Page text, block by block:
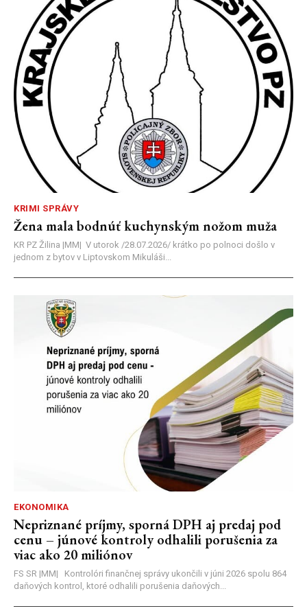
KRIMI SPRÁVY
Žena mala bodnúť kuchynským nožom muža
KR PZ Žilina |MM| V utorok /28.07.2026/ krátko po polnoci došlo v
jednom z bytov v Liptovskom Mikuláši...
EKONOMIKA
Nepriznané príjmy, sporná DPH aj predaj pod
cenu – júnové kontroly odhalili porušenia za
viac ako 20 miliónov
FS SR |MM| Kontrolóri finančnej správy ukončili v júni 2026 spolu 864
daňových kontrol, ktoré odhalili porušenia daňových...